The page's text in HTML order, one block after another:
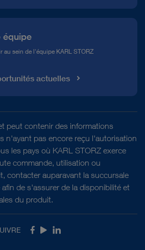
équipe
au sein de l'équipe KARL STORZ
actuelles
peut contenir des informations
n'ayant pas encore reçu l'autorisation
les pays où KARL STORZ exerce
commande, utilisation ou
contacter auparavant la succursale
de s'assurer de la disponibilité et
du produit.
Facebook
YoutubeLinkedIn